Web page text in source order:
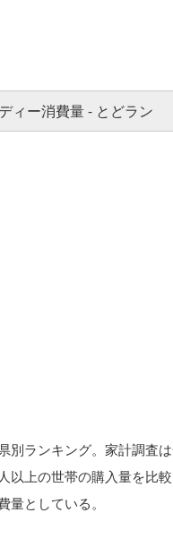
ランキング。家計調査
以上の世帯の購入量を比
としている。